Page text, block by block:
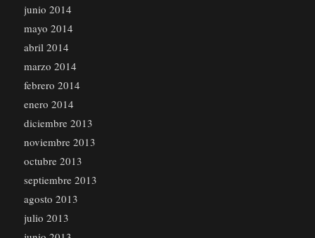
junio 2014
mayo 2014
abril 2014
marzo 2014
febrero 2014
enero 2014
diciembre 2013
noviembre 2013
octubre 2013
septiembre 2013
agosto 2013
julio 2013